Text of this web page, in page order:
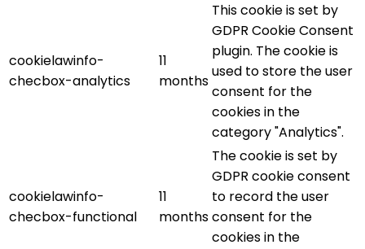
cookielawinfo-
checbox-analytics
11
months
This cookie is set by
GDPR Cookie Consent
plugin. The cookie is
used to store the user
consent for the
cookies in the
category "Analytics".
cookielawinfo-
checbox-functional
11
months
The cookie is set by
GDPR cookie consent
to record the user
consent for the
cookies in the